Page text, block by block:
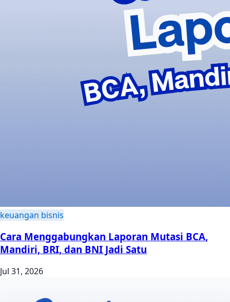
keuangan bisnis
Cara Menggabungkan Laporan Mutasi BCA,
Mandiri, BRI, dan BNI Jadi Satu
Jul 31, 2026